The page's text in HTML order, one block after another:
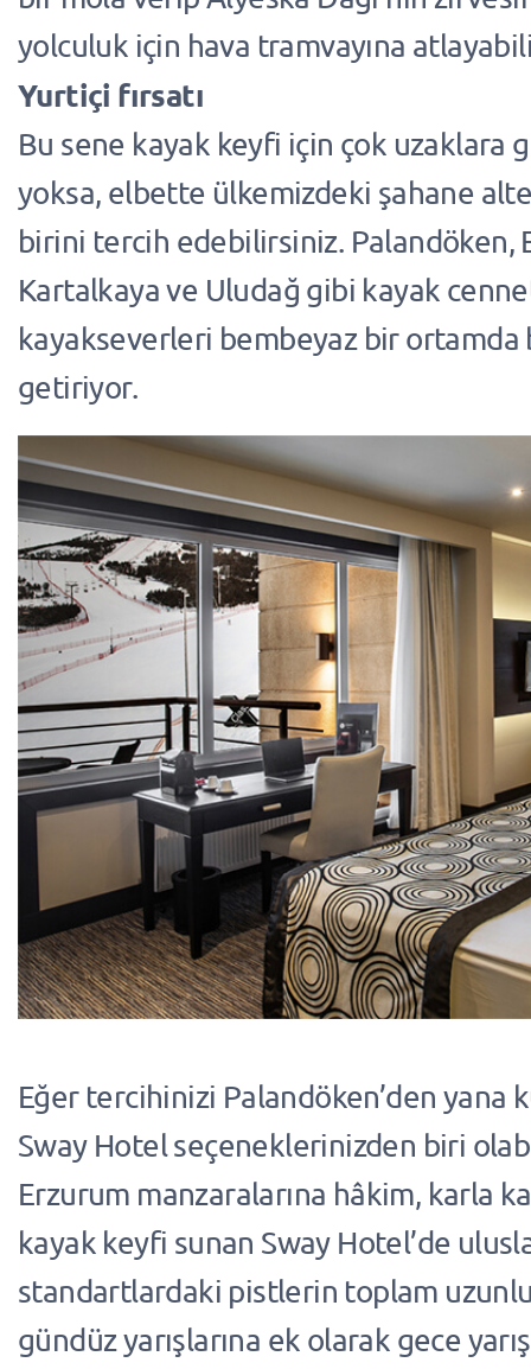
yolculuk için hava tramvayına
Yurtiçi fırsatı
Bu sene kayak keyfi için çok uzaklara
yoksa, elbette ülkemizdeki şahane
birini tercih edebilirsiniz. Palandöken,
Kartalkaya ve Uludağ gibi kayak
kayakseverleri bembeyaz bir ortamda
getiriyor.
Eğer tercihinizi Palandöken’den yana
Sway Hotel seçeneklerinizden biri
Erzurum manzaralarına hâkim, karla
kayak keyfi sunan Sway Hotel’de
standartlardaki pistlerin toplam
gündüz yarışlarına ek olarak gece